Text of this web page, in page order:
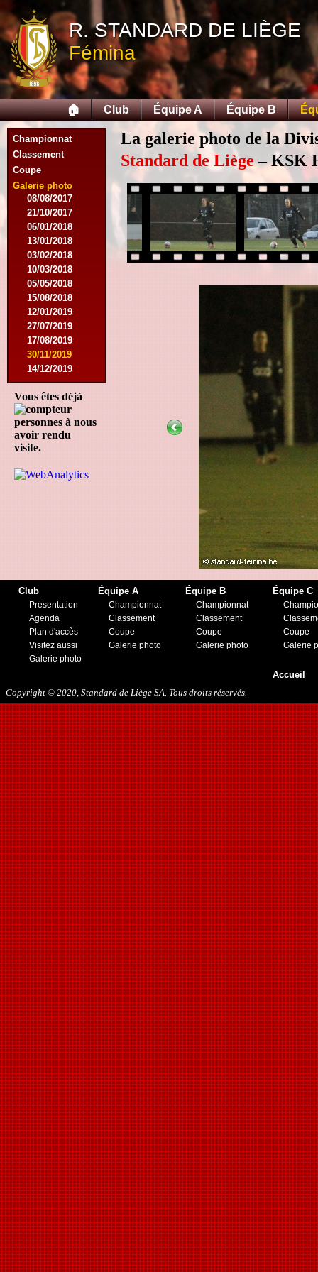
R. STANDARD DE LIÈGE
Fémina
🏠 Club Équipe A Équipe B
Championnat
Classement
Coupe
Galerie photo
07/11/2015
21/11/2015
12/12/2015
27/02/2016
12/03/2016
07/08/2016
27/08/2016
03/09/2016
17/09/2016
10/01/2017
18/02/2017
25/02/2017
29/04/2017
08/08/2017
21/10/2017
06/01/2018
13/01/2018
03/02/2018
10/03/2018
05/05/2018
15/08/2018
12/01/2019
27/07/2019
17/08/2019
30/11/2019
14/12/2019
Vous êtes déjà
personnes à nous
avoir rendu
visite.
La galerie photo de la
Standard de Liège– KSK
Club
Présentation
Agenda
Plan d'accès
Visitez aussi
Galerie photo
Équipe A
Championnat
Classement
Coupe
Galerie photo
Équipe B
Championnat
Classement
Coupe
Galerie photo
Équipe C
Coupe
Galerie
Accueil
Copyright © 2020, Standard de Liège SA. Tous droits réservés.